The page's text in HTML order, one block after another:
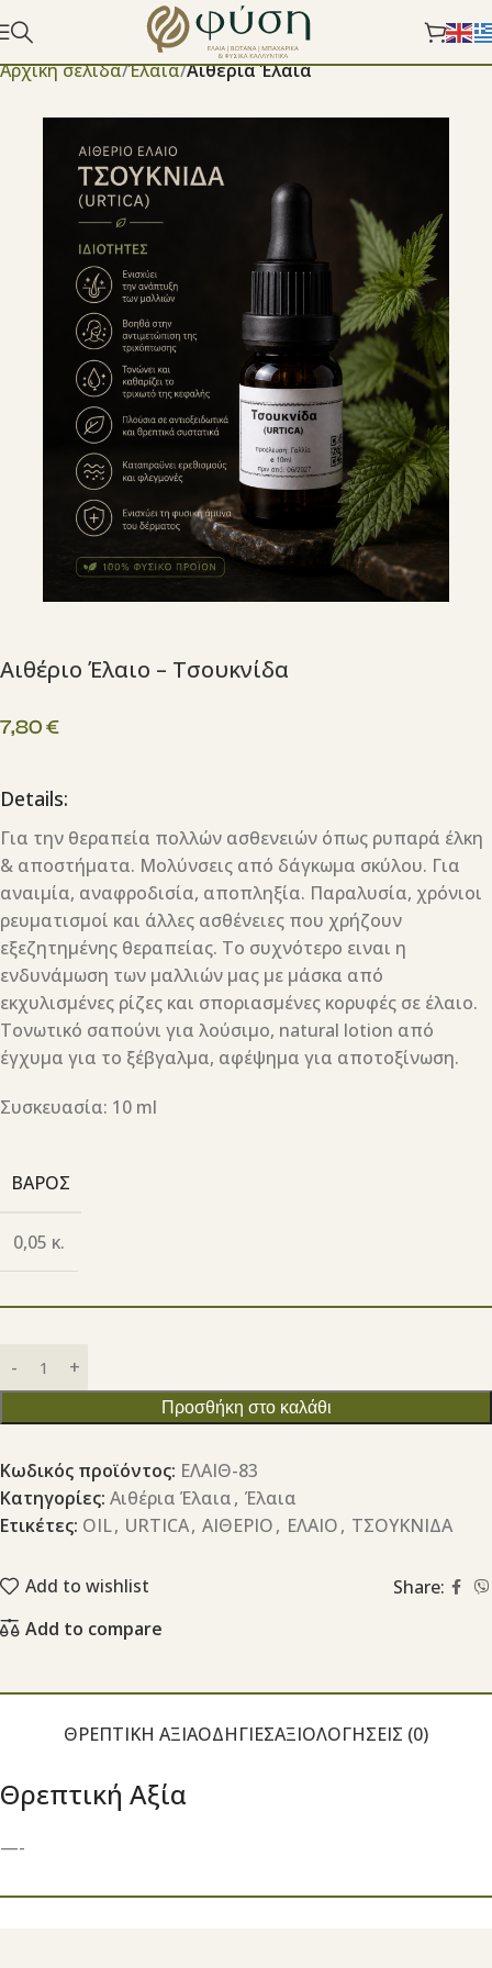
Αρχική σελίδα Έλαια Αιθέρια Έλαια
Αιθέριο Έλαιο – Τσουκνίδα
7,80€
Details:
Για την θεραπεία πολλών ασθενειών όπως ρυπαρά έλκη
& αποστήματα. Μολύνσεις από δάγκωμα σκύλου. Για
αναιμία, αναφροδισία, αποπληξία. Παραλυσία, χρόνιοι
ρευματισμοί και άλλες ασθένειες που χρήζουν
εξεζητημένης θεραπείας. Το συχνότερο ειναι η
ενδυνάμωση των μαλλιών μας με μάσκα από
εκχυλισμένες ρίζες και σποριασμένες κορυφές σε έλαιο.
Τονωτικό σαπούνι για λούσιμο, natural lotion από
έγχυμα για το ξέβγαλμα, αφέψημα για αποτοξίνωση.
Συσκευασία: 10 ml
ΒΆΡΟΣ
0,05 κ.
Προσθήκη στο καλάθι
Κωδικός προϊόντος: ΕΛΑΙΘ-83
Κατηγορίες: Αιθέρια Έλαια, Έλαια
Ετικέτες: OIL, URTICA, ΑΙΘΕΡΙΟ, ΕΛΑΙΟ, ΤΣΟΥΚΝΙΔΑ
Add to wishlist
Share:
Add to compare
ΘΡΕΠΤΙΚΉ ΑΞΊΑΟΔΗΓΊΕΣΑΞΙΟΛΟΓΉΣΕΙΣ (0)
Θρεπτική Αξία
—-